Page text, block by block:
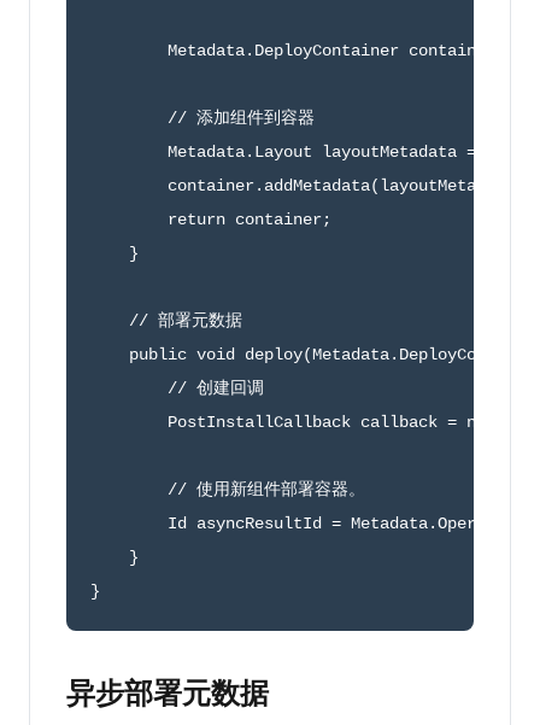
        Metadata
. DeployContainer container
// 添加组件到容器
        Metadata
. Layout layoutMetadata =
        container
. addMetadata(layoutMetadata
return container;
}
// 部署元数据
public void deploy(Metadata.
// 创建回调
        PostInstallCallback callback
= new
// 使用新组件部署容器。
        Id asyncResultId
= Metadata.Operations
}
}
异步部署元数据